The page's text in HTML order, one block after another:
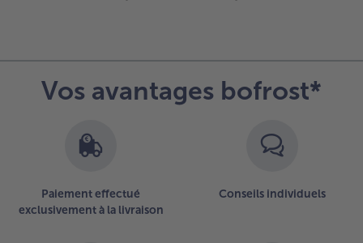
des
articles.Vos avantages bofrost*
Paiement effectué
exclusivement à la livraison
Conseils individuels